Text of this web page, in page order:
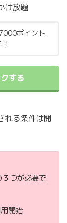
け放題
ポイント
する
れる条件は開
３つが必要で
開始